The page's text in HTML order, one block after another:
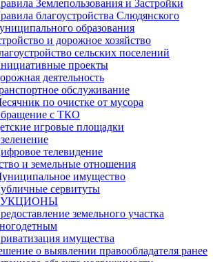
Землепользования и Застройки
благоустройства Слюдянского
образования
и дорожное хозяйство
сельских поселений
проекты
деятельность
обслуживание
по очистке от мусора
с ТКО
игровые площадки
телевидение
и земельные отношения
имущество
сервитуты
земельного участка
имущества
о выявлении правообладателя ранее